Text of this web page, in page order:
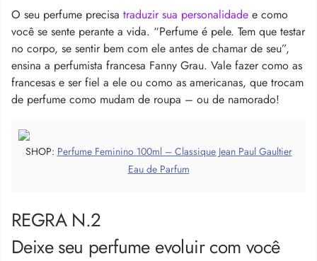
O seu perfume precisa traduzir sua personalidade e como
você se sente perante a vida. “Perfume é pele. Tem que testar
no corpo, se sentir bem com ele antes de chamar de seu”,
ensina a perfumista francesa Fanny Grau. Vale fazer como as
francesas e ser fiel a ele ou como as americanas, que trocam
de perfume como mudam de roupa – ou de namorado!
SHOP: Perfume Feminino 100ml – Classique Jean Paul Gaultier
Eau de Parfum
REGRA N.2
Deixe seu perfume evoluir com você